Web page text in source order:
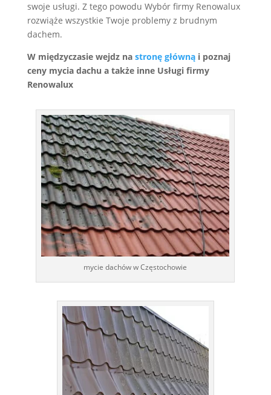
swoje usługi. Z tego powodu Wybór firmy Renowalux
rozwiąże wszystkie Twoje problemy z brudnym
dachem.
W międzyczasie wejdz na stronę głównąi poznaj
ceny mycia dachu a także inne Usługi firmy
Renowalux
mycie dachów w Częstochowie